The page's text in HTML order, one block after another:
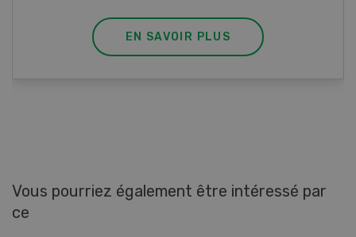
EN SAVOIR PLUS
Vous pourriez également être intéressé par
ce